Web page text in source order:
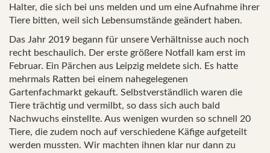
Halter, die sich bei uns melden und um eine Aufnahme ihrer
Tiere bitten, weil sich Lebensumstände geändert haben.
Das Jahr 2019 begann für unsere Verhältnisse auch noch
recht beschaulich. Der erste größere Notfall kam erst im
Februar. Ein Pärchen aus Leipzig meldete sich. Es hatte
mehrmals Ratten bei einem nahegelegenen
Gartenfachmarkt gekauft. Selbstverständlich waren die
Tiere trächtig und vermilbt, so dass sich auch bald
Nachwuchs einstellte. Aus wenigen wurden so schnell 20
Tiere, die zudem noch auf verschiedene Käfige aufgeteilt
werden mussten. Wir machten ihnen klar nur dann zu